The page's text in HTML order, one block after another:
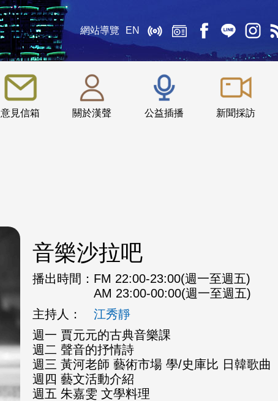
網站導覽 EN
意見信箱 關於漢聲 公益插播 新聞採訪
:::
音樂沙拉吧
播出時間： FM 22:00-23:00(週一至週五)
AM 23:00-00:00(週一至週五)
主持人：
江秀靜
週一 賈元元的古典音樂課
週二 聲音的抒情詩
週三 黃河老師 藝術市場 學/史庫比 日韓歌曲
週四 藝文活動介紹
週五 朱嘉雯 文學料理